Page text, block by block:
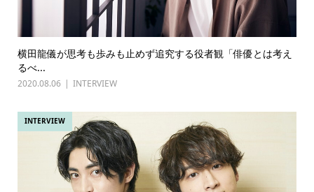
横田龍儀が思考も歩みも止めず追究する役者観「俳優とは考え
るべ...
2020.08.06 INTERVIEW
INTERVIEW